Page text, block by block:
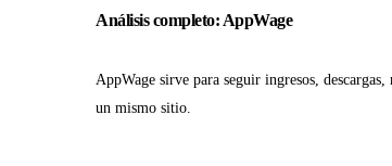
Análisis completo: AppWage
AppWage sirve para seguir ingresos,
un mismo sitio.